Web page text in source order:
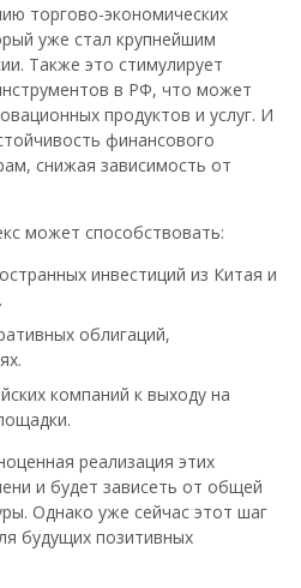
торгово-экономических
уже стал крупнейшим
Также это стимулирует
в РФ, что может
продуктов и услуг. И
финансового
снижая зависимость от
может способствовать:
инвестиций из Китая и
облигаций,
компаний к выходу на
реализация этих
и будет зависеть от общей
Однако уже сейчас этот шаг
будущих позитивных